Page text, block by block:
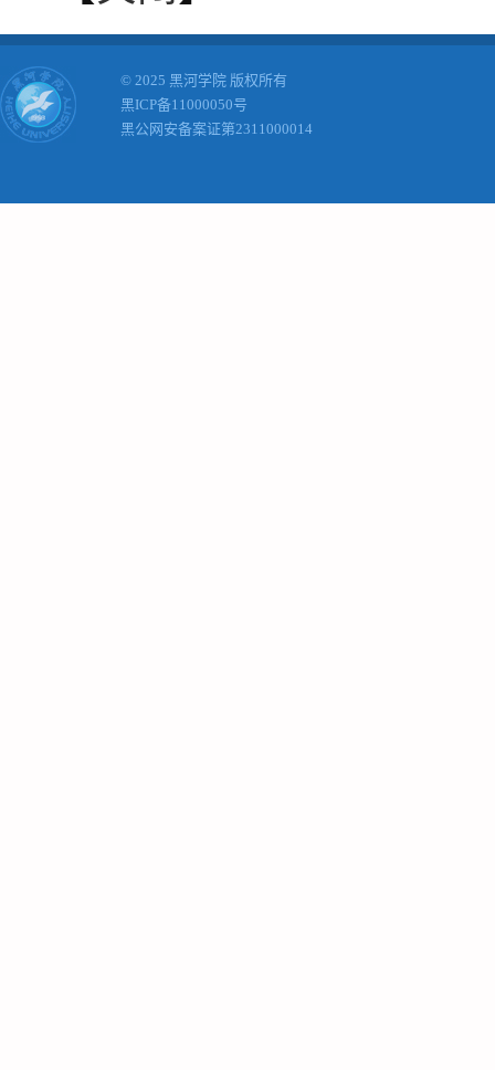
© 2025 黑河学院 版权所有
黑ICP备11000050号
黑公网安备案证第2311000014